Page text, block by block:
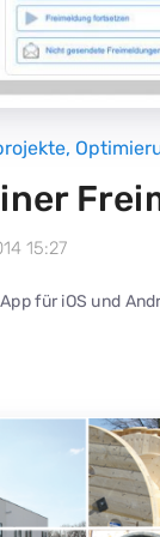
,
15:27
für iOS und